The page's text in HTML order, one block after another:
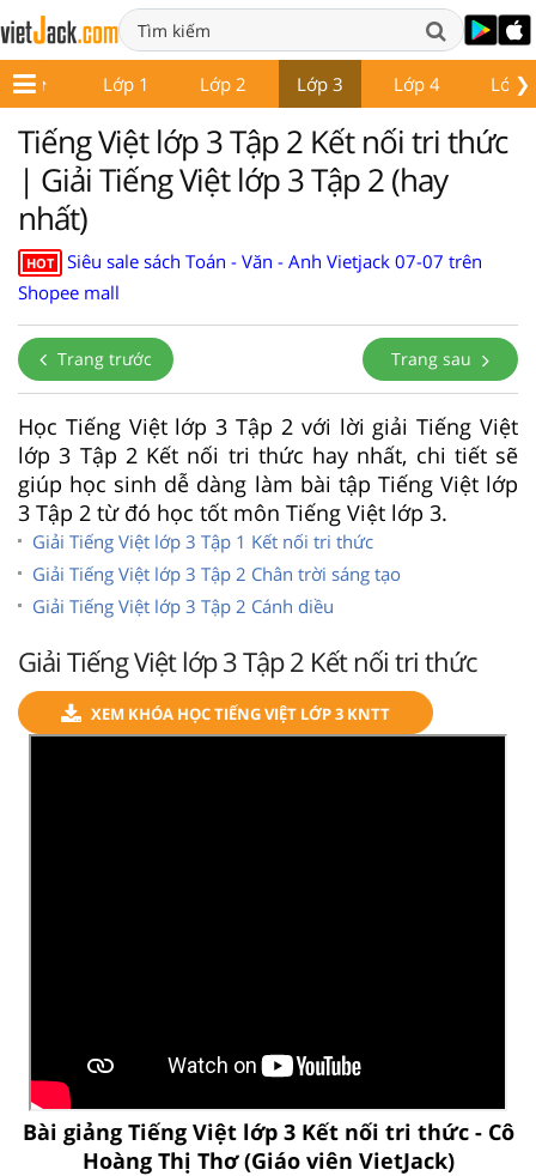
❯
Lớp 1 Lớp 2 Lớp 3 Lớp 4 Lớp 5
Tiếng Việt lớp 3 Tập 2 Kết nối tri thức
| Giải Tiếng Việt lớp 3 Tập 2 (hay
nhất)
HOT
Siêu sale sách Toán - Văn - Anh Vietjack 07-07 trên
Shopee mall
Trang trước Trang sau
Học Tiếng Việt lớp 3 Tập 2 với lời giải Tiếng Việt
lớp 3 Tập 2 Kết nối tri thức hay nhất, chi tiết sẽ
giúp học sinh dễ dàng làm bài tập Tiếng Việt lớp
3 Tập 2 từ đó học tốt môn Tiếng Việt lớp 3.
Giải Tiếng Việt lớp 3 Tập 1 Kết nối tri thức
Giải Tiếng Việt lớp 3 Tập 2 Chân trời sáng tạo
Giải Tiếng Việt lớp 3 Tập 2 Cánh diều
Giải Tiếng Việt lớp 3 Tập 2 Kết nối tri thức
XEM KHÓA HỌC TIẾNG VIỆT LỚP 3 KNTT
Bài giảng Tiếng Việt lớp 3 Kết nối tri thức - Cô
Hoàng Thị Thơ (Giáo viên VietJack)